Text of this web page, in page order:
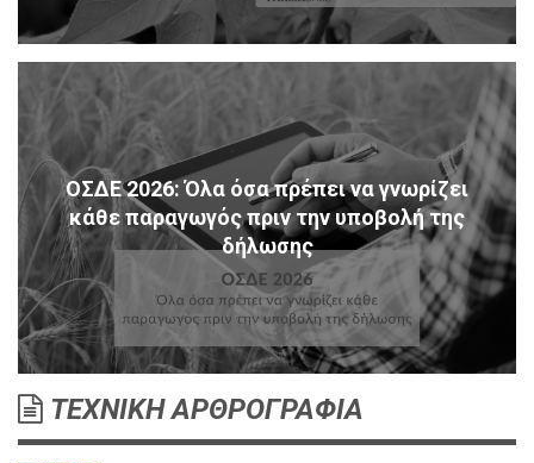
ΟΣΔΕ 2026: Όλα όσα πρέπει να γνωρίζει
κάθε παραγωγός πριν την υποβολή της
δήλωσης
ΤΕΧΝΙΚΗ ΑΡΘΡΟΓΡΑΦΙΑ